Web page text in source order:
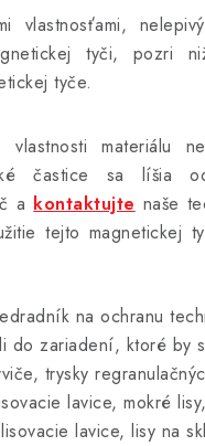
vlastnosťami,
tyči, pozri
tyče.
materiálu
častice sa líšia
a kontaktujte naše
tejto magnetickej
na ochranu
do zariadení, ktoré by
trysky
lavice, mokré
lavice, lisy na